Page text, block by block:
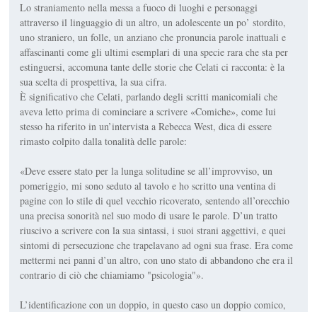
Lo straniamento nella messa a fuoco di luoghi e personaggi
attraverso il linguaggio di un altro, un adolescente un po’ stordito,
uno straniero, un folle, un anziano che pronuncia parole inattuali e
affascinanti come gli ultimi esemplari di una specie rara che sta per
estinguersi, accomuna tante delle storie che Celati ci racconta: è la
sua scelta di prospettiva, la sua cifra.
È significativo che Celati, parlando degli scritti manicomiali che
aveva letto prima di cominciare a scrivere «Comiche», come lui
stesso ha riferito in un’intervista a Rebecca West, dica di essere
rimasto colpito dalla tonalità delle parole:
«Deve essere stato per la lunga solitudine se all’improvviso, un
pomeriggio, mi sono seduto al tavolo e ho scritto una ventina di
pagine con lo stile di quel vecchio ricoverato, sentendo all’orecchio
una precisa sonorità nel suo modo di usare le parole. D’un tratto
riuscivo a scrivere con la sua sintassi, i suoi strani aggettivi, e quei
sintomi di persecuzione che trapelavano ad ogni sua frase. Era come
mettermi nei panni d’un altro, con uno stato di abbandono che era il
contrario di ciò che chiamiamo "psicologia"».
L’identificazione con un doppio, in questo caso un doppio comico,